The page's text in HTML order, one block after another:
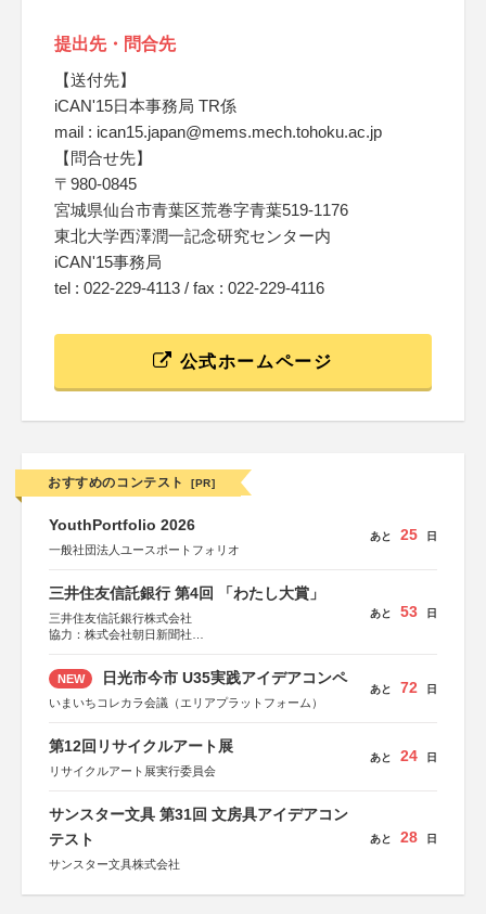
提出先・問合先
【送付先】
iCAN'15日本事務局 TR係
mail : ican15.japan@mems.mech.tohoku.ac.jp
【問合せ先】
〒980-0845
宮城県仙台市青葉区荒巻字青葉519-1176
東北大学西澤潤一記念研究センター内
iCAN'15事務局
tel : 022-229-4113 / fax : 022-229-4116
公式ホームページ
おすすめのコンテスト [PR]
YouthPortfolio 2026
一般社団法人ユースポートフォリオ
あと 25 日
三井住友信託銀行 第4回 「わたし大賞」
三井住友信託銀行株式会社
協力：株式会社朝日新聞社
あと 53 日
NEW 日光市今市 U35実践アイデアコンペ
いまいちコレカラ会議（エリアプラットフォーム）
あと 72 日
第12回リサイクルアート展
リサイクルアート展実行委員会
あと 24 日
サンスター文具 第31回 文房具アイデアコン
テスト
サンスター文具株式会社
あと 28 日